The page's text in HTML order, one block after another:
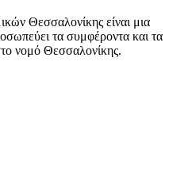
Θεσσαλονίκης είναι μια
τα συμφέροντα και τα
νομό Θεσσαλονίκης.